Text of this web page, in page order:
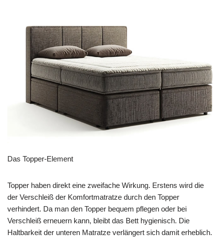
Das Topper-Element
Topper haben direkt eine zweifache Wirkung. Erstens wird die
der Verschleiß der Komfortmatratze durch den Topper
verhindert. Da man den Topper bequem pflegen oder bei
Verschleiß erneuern kann, bleibt das Bett hygienisch. Die
Haltbarkeit der unteren Matratze verlängert sich damit erheblich.